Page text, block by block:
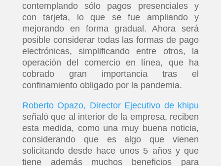
contemplando sólo pagos presenciales y
con tarjeta, lo que se fue ampliando y
mejorando en forma gradual. Ahora será
posible considerar todas las formas de pago
electrónicas, simplificando entre otros, la
operación del comercio en línea, que ha
cobrado gran importancia tras el
confinamiento obligado por la pandemia.
Roberto Opazo, Director Ejecutivo de khipu
señaló que al interior de la empresa, reciben
esta medida, como una muy buena noticia,
considerando que es algo que vienen
solicitando desde hace unos 5 años y que
tiene además muchos beneficios para